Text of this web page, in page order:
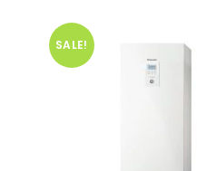
SALE!